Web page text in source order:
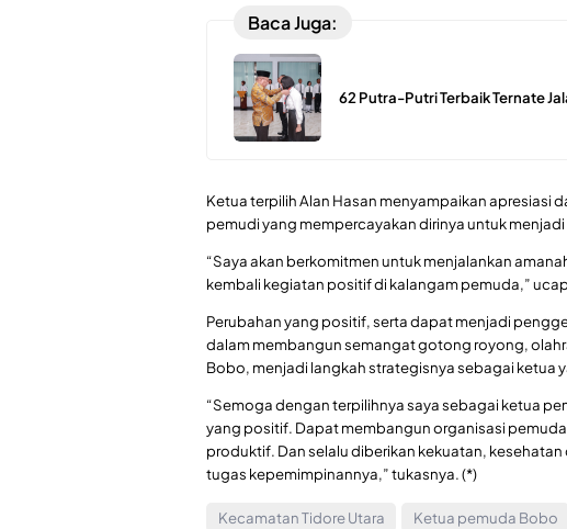
Baca Juga:
62 Putra-Putri Terbaik Ternate
Ketua terpilih Alan Hasan menyampaikan apresiasi
pemudi yang mempercayakan dirinya untuk
“Saya akan berkomitmen untuk menjalankan
kembali kegiatan positif di kalangam pemuda,”
Perubahan yang positif, serta dapat menjadi
dalam membangun semangat gotong royong,
Bobo, menjadi langkah strategisnya sebagai ketua
“Semoga dengan terpilihnya saya sebagai ketua
yang positif. Dapat membangun organisasi
produktif. Dan selalu diberikan kekuatan,
tugas kepemimpinannya,” tukasnya. (*)
Kecamatan Tidore Utara Ketua pemuda Bobo